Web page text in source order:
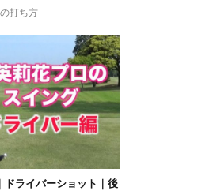
打ち方
ドライバーショット｜後